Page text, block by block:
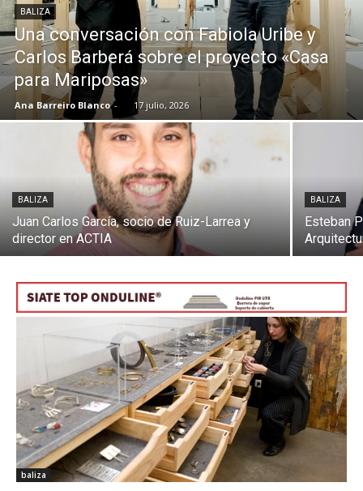
BALIZA
Una conversación con Fabiola Uribe y
Carlos Barberá sobre el proyecto «Casa
para Mariposas»
Ana Barreiro Blanco - 17 julio, 2026
BALIZA
Juan Carlos García, socio de Ruiz-Larrea y
director en ACTIA
BALIZA
Esteban
baliza